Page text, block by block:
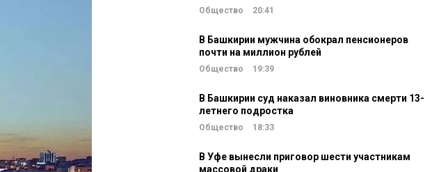
Общество 20:41
В Башкирии мужчина обокрал пенсионеров
почти на миллион рублей
Общество 19:39
В Башкирии суд наказал виновника смерти 13-
летнего подростка
Общество 18:33
В Уфе вынесли приговор шести участникам
массовой драки